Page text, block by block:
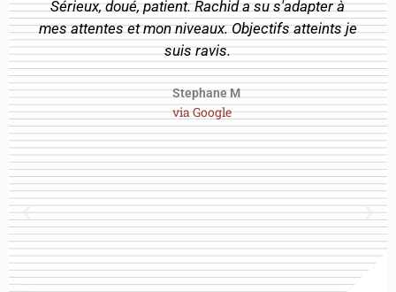
Sérieux, doué, patient. Rachid a su s'adapter à
mes attentes et mon niveaux. Objectifs atteints je
suis ravis.
Stephane M
via Google